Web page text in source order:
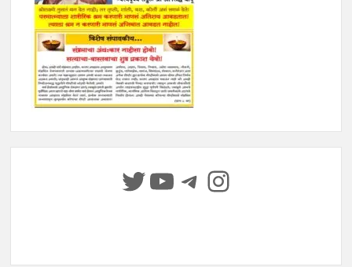
Twitter
YouTube
Telegram
Instagram